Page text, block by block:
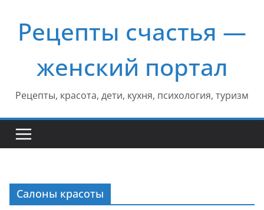
содержимому
Рецепты счастья —
женский портал
Рецепты, красота, дети, кухня, психология, туризм
Салоны красоты